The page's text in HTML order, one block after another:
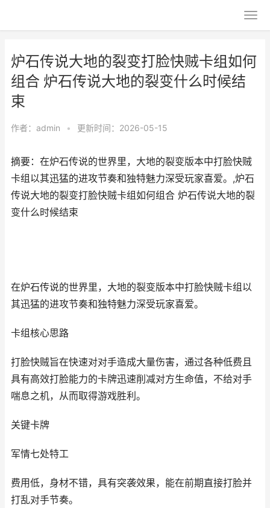
炉石传说大地的裂变打脸快贼卡组如何
组合 炉石传说大地的裂变什么时候结
束
作者： admin • 更新时间：2026-05-15
摘要：在炉石传说的世界里，大地的裂变版本中打脸快贼
卡组以其迅猛的进攻节奏和独特魅力深受玩家喜爱。,炉石
传说大地的裂变打脸快贼卡组如何组合 炉石传说大地的裂
变什么时候结束
在炉石传说的世界里，大地的裂变版本中打脸快贼卡组以
其迅猛的进攻节奏和独特魅力深受玩家喜爱。
卡组核心思路
打脸快贼旨在快速对对手造成大量伤害，通过各种低费且
具有高效打脸能力的卡牌迅速削减对方生命值，不给对手
喘息之机，从而取得游戏胜利。
关键卡牌
军情七处特工
费用低，身材不错，具有突袭效果，能在前期直接打脸并
打乱对手节奏。